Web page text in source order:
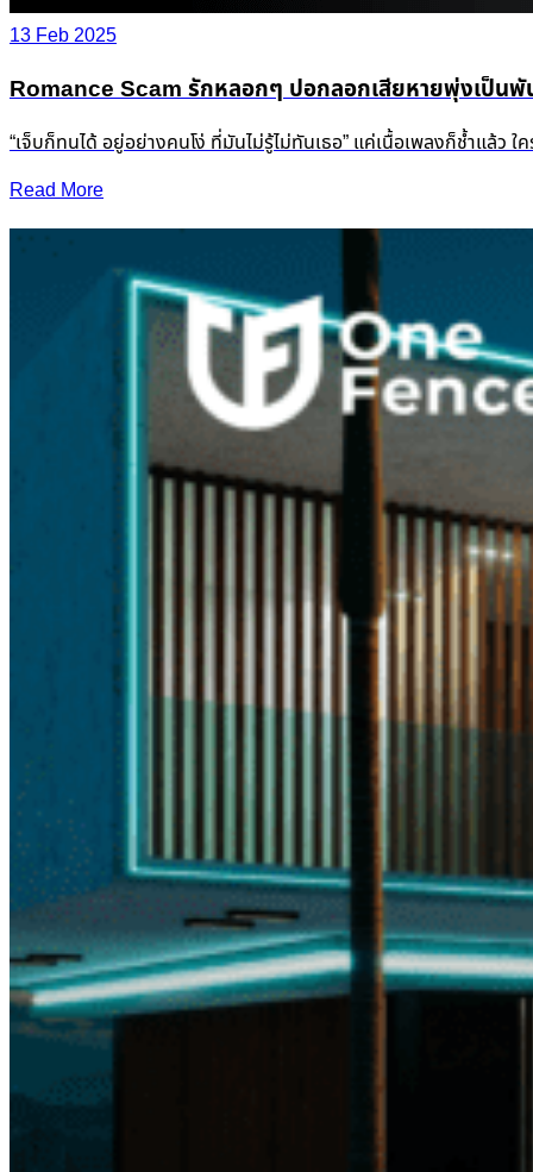
13 Feb 2025
Romance Scam รักหลอกๆ ปอกลอกเสียหายพุ่งเป็นพั
“เจ็บก็ทนได้ อยู่อย่างคนโง่ ที่มันไม่รู้ไม่ทันเธอ” แค่เนื้อเพลงก็ช้ำแล้
Read More